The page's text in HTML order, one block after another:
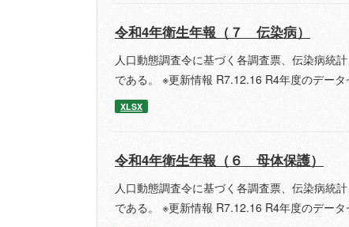
令和4年衛生年報（７ 伝染病）
人口動態調査令に基づく各調査票、伝染病統
である。 ※更新情報 R7.12.16 R4年度のデータ
XLSX
令和4年衛生年報（６ 母体保護）
人口動態調査令に基づく各調査票、伝染病統
である。 ※更新情報 R7.12.16 R4年度のデータ